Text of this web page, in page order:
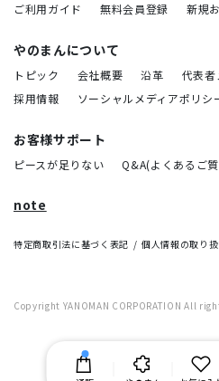
ご利用ガイド 無料会員登録 新規
やのまんについて
トピック 会社概要 沿革 代表者
採用情報
ソーシャルメディアポリシ
お客様サポート
ピースが足りない Q&A(よくあるご
note
特定商取引法に基づく表記 個人情報の取り
Copyright YANOMAN CORPORATION All